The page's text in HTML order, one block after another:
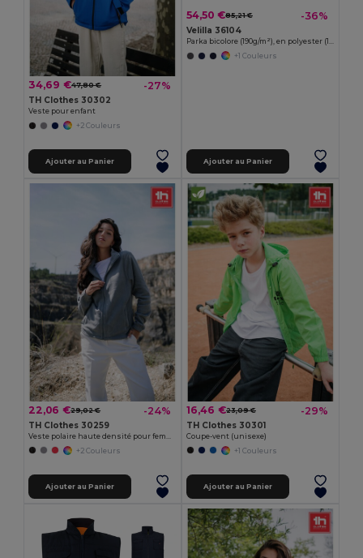
34,69 €47,80 € -27%
TH Clothes 30302
Veste pour enfant
+2 Couleurs
Ajouter au Panier
54,50 €85,21 € -36%
Velilla 36104
Parka bicolore (190g/m²), en polyester (100%), avec enduction PU
+1 Couleurs
Ajouter au Panier
22,06 €29,02 € -24%
TH Clothes 30259
Veste polaire haute densité pour femme en polyester
+2 Couleurs
Ajouter au Panier
16,46 €23,09 € -29%
TH Clothes 30301
Coupe-vent (unisexe)
+1 Couleurs
Ajouter au Panier